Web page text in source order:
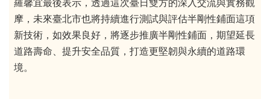
羅馨宜最後表示，透過這次臺日雙方的深入交流與實務觀
摩，未來臺北市也將持續進行測試與評估半剛性鋪面這項
新技術，如效果良好，將逐步推廣半剛性鋪面，期望延長
道路壽命、提升安全品質，打造更堅韌與永續的道路環
境。